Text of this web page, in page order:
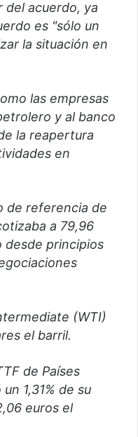
del acuerdo, ya
es "sólo un
la situación en
las empresas
y al banco
la reapertura
en
de referencia de
a 79,96
desde principios
(WTI)
el barril.
de Países
1,31% de su
euros el